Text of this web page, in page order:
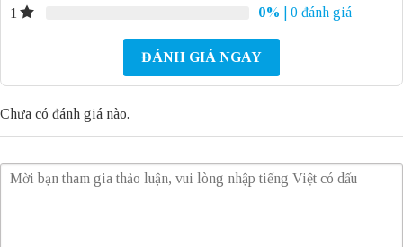
1
0% | 0 đánh giá
ĐÁNH GIÁ NGAY
Chưa có đánh giá nào.